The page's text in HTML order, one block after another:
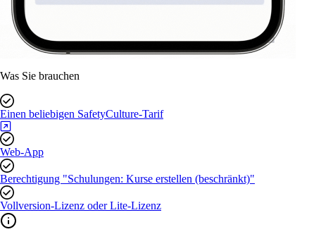
Was Sie brauchen
Einen beliebigen SafetyCulture-Tarif
Web-App
Berechtigung "Schulungen: Kurse erstellen (beschränkt)"
Vollversion-Lizenz oder Lite-Lizenz